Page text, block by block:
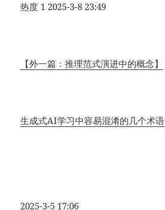
热度 12025-3-8 23:49
【外一篇：推理范式演进中的概念】
生成式AI学习中容易混淆的几个术语
2025-3-5 17:06